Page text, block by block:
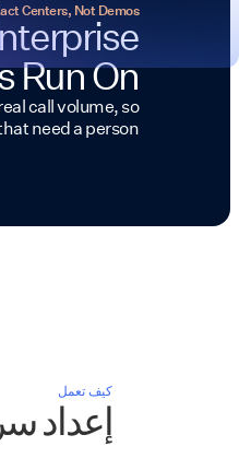
Centers, Not Demos
Run On
call volume, so
need a person.
كيف تعمل
إعداد